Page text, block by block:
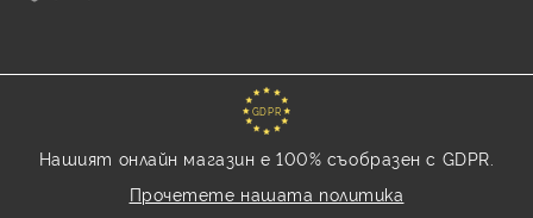
GDPR
Нашият онлайн магазин е 100% съобразен с GDPR.
Прочетете нашата политика